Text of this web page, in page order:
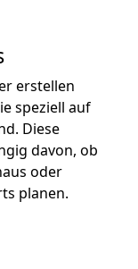
erstellen
speziell auf
Diese
davon, ob
oder
planen.